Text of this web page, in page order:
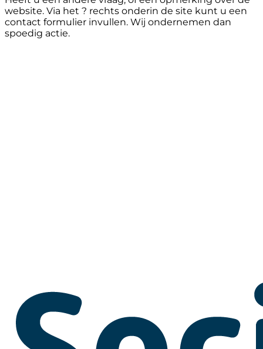
website. Via het ? rechts onderin de site kunt u een
contact formulier invullen. Wij ondernemen dan
spoedig actie.